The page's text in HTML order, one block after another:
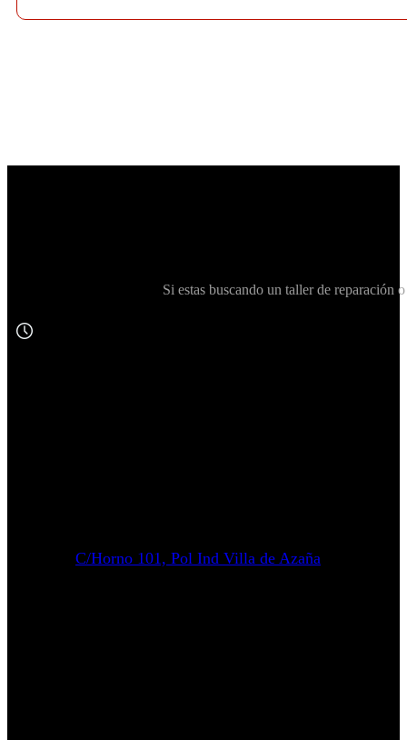
Si estas buscando un taller de reparación
C/Horno 101, Pol Ind Villa de Azaña